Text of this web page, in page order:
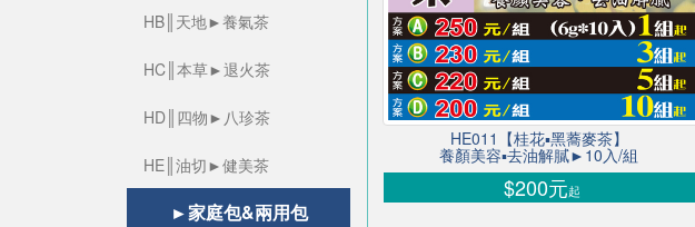
HE011【桂花▪黑蕎麥茶】
養顏美容▪去油解膩►10入/組
$200元起
HB║天地►養氣茶
HC║本草►退火茶
HD║四物►八珍茶
HE║油切►健美茶
►家庭包&兩用包